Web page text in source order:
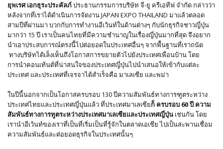
ยุพเรศ เอกธุระประคัลภ์ประธานกรรมการบริษัท จี-ยู ครีเอทีฟ จำกัด กล่าวว่า
หลังจากที่เราได้ดำเนินการจัดงาน JAPAN EXPO THAILAND มาแล้วตลอด
สามปีที่ผ่านมา บวกกับการทำงานอีเว้นท์ในด้านต่างๆ กับนักธุรกิจชาวญี่ปุ่น
มากว่า 15 ปี เราเป็นคนไทยที่มีความชำนาญในเรื่องญี่ปุ่นมากที่สุด จึงอยาก
นำเอาประสบการณ์ตรงนี้ไปต่อยอดในประเทศอื่นๆ จากพื้นฐานที่เราถนัด
ทางบริษัทได้เล็งเห็นถึงโอกาสการขยายตัวไปยังประเทศเพื่อนบ้าน โดย
การนำคอนเท้นต์ที่น่าสนใจของประเทศญี่ปุ่นไปนำเสนอให้เข้ากับแต่ละ
ประเทศ และประเทศที่เจรจาได้สำเร็จคือ มาเลเซีย และพม่า
ในปีนี้นอกจากเป็นโอกาสครบรอบ 130 ปีความสัมพันธ์ทางการฑูตระหว่าง
ประเทศไทยและประเทศญี่ปุ่นแล้ว ที่ประเทศมาเลเซียก็ ครบรอบ 60ปี ความ
สัมพันธ์ทางการทูตระหว่างประเทศมาเลเซียและประเทศญี่ปุ่น เช่นกัน โดย
เรานำอีเว้นท์ของเราที่เป็นที่เริ่มเป็นที่รู้จักในตลาดเอเชีย ไปเป็นสะพานเชื่อม
ความสัมพันธ์และต่อยอดธุรกิจในประเทศนั้นๆ